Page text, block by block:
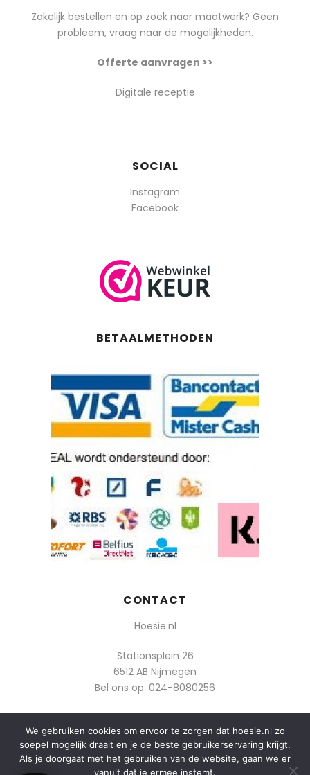
Zakelijk bestellen en op zoek naar maatwerk? Geen
probleem, vraag naar de mogelijkheden.
Offerte aanvragen >>
Digitale receptie
SOCIAL
Instagram
Facebook
BETAALMETHODEN
CONTACT
Hoesie.nl
Stationsplein 26
6512 AB Nijmegen
Bel ons op: 024-8080256
Of mail: info@hoesie.nl
We gebruiken cookies om ervoor te zorgen dat hoesie.nl zo
soepel mogelijk draait en je de beste gebruikerservaring krijgt.
Als je doorgaat met het gebruiken van de website, gaan we er
vanuit dat je ermee instemt.